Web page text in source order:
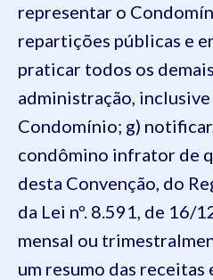
representar o
repartições públicas e
praticar todos os
administração,
Condomínio; g)
condômino infrator de
desta Convenção, do
da Lei nº. 8.591, de 16/
mensal ou
um resumo das receitas